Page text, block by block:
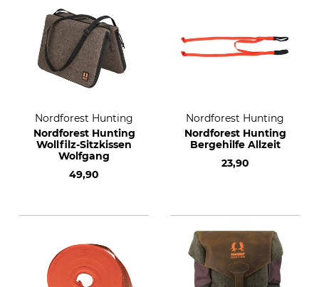
Nordforest Hunting
Nordforest Hunting
Wollfilz-Sitzkissen
Wolfgang
49,90
Nordforest Hunting
Nordforest Hunting
Bergehilfe Allzeit
23,90